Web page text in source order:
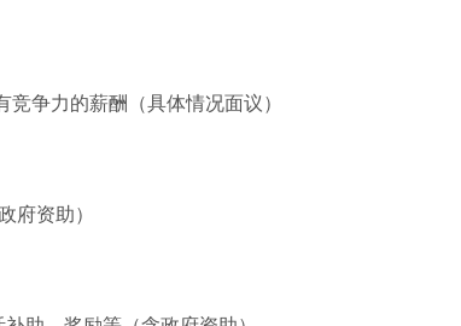
争力的薪酬（具体情况面议）
府资助）